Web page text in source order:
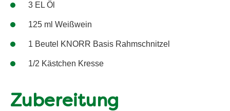
3 EL Öl
125 ml Weißwein
1 Beutel KNORR Basis Rahmschnitzel
1/2 Kästchen Kresse
Zubereitung